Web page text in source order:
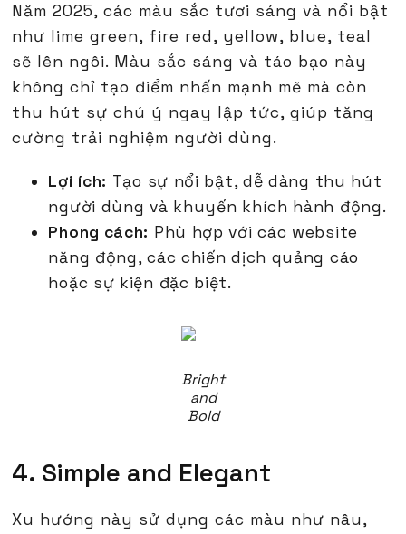
Năm 2025, các màu sắc tươi sáng và nổi bật
như lime green, fire red, yellow, blue, teal
sẽ lên ngôi. Màu sắc sáng và táo bạo này
không chỉ tạo điểm nhấn mạnh mẽ mà còn
thu hút sự chú ý ngay lập tức, giúp tăng
cường trải nghiệm người dùng.
Lợi ích: Tạo sự nổi bật, dễ dàng thu hút
người dùng và khuyến khích hành động.
Phong cách: Phù hợp với các website
năng động, các chiến dịch quảng cáo
hoặc sự kiện đặc biệt.
Bright
and
Bold
4. Simple and Elegant
Xu hướng này sử dụng các màu như nâu,